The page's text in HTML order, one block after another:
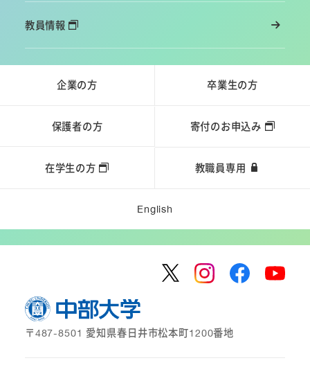
教員情報
企業の方 卒業生の方
保護者の方 寄付のお申込み
在学生の方 教職員専用
English
〒487-8501 愛知県春日井市松本町1200番地